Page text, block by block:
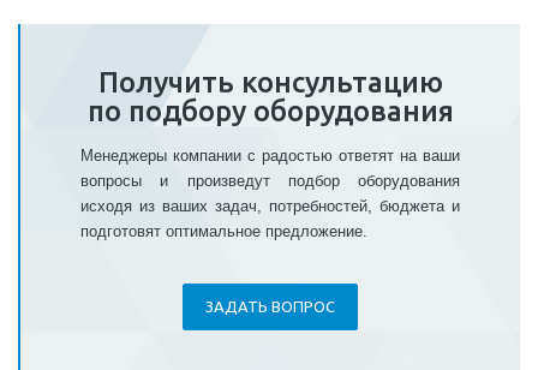
Получить консультацию
по подбору оборудования
Менеджеры компании с радостью ответят на ваши
вопросы и произведут подбор оборудования
исходя из ваших задач, потребностей, бюджета и
подготовят оптимальное предложение.
ЗАДАТЬ ВОПРОС